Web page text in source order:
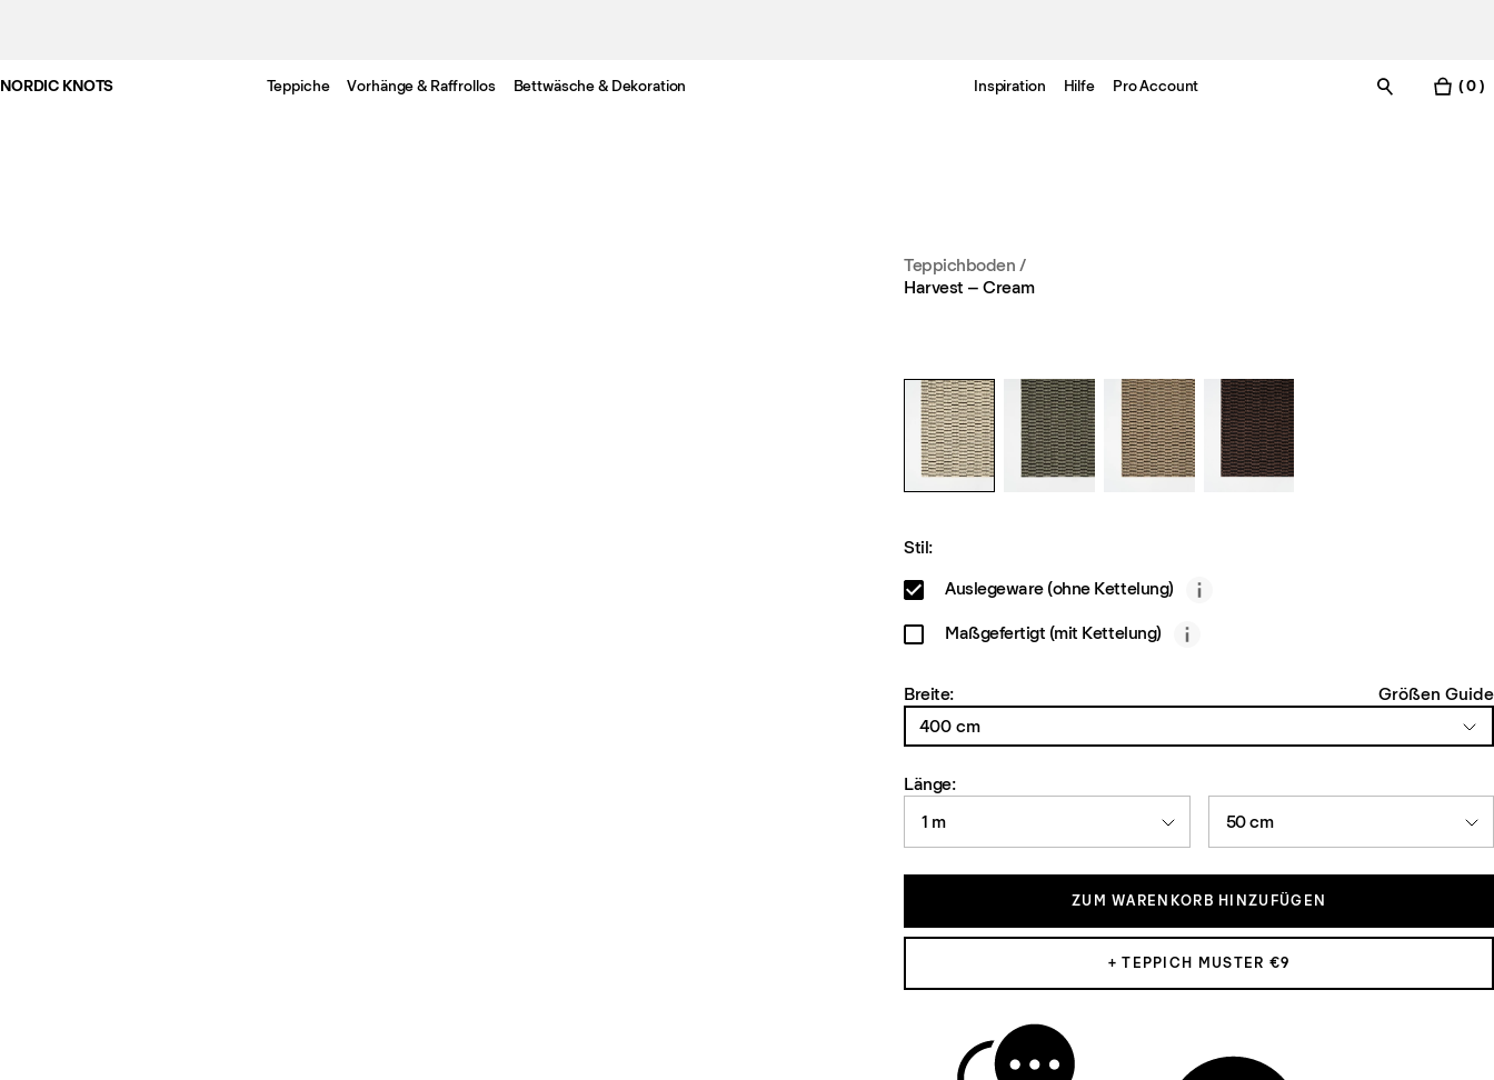
NORDIC KNOTS Teppiche Vorhänge & Raffrollos Bettwäsche & Dekoration Inspiration Hilfe Pro Account ( 0 )
Teppichboden /
Harvest – Cream
Stil:
Auslegeware (ohne Kettelung)
Maßgefertigt (mit Kettelung)
Breite:
Größen Guide
400 cm
Länge:
1 m
50 cm
ZUM WARENKORB HINZUFÜGEN
+ TEPPICH MUSTER €9